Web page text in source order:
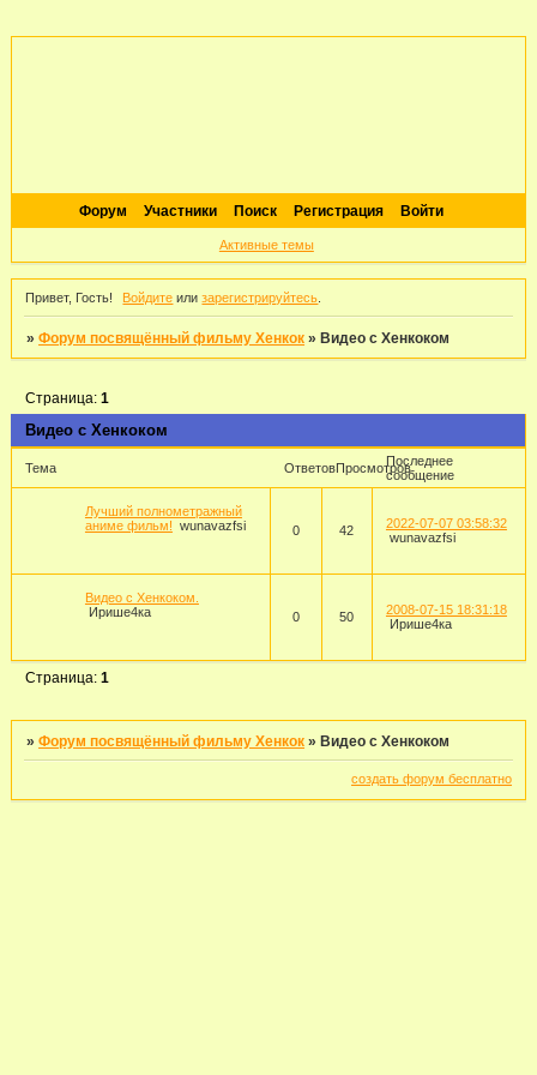
Форум Участники Поиск Регистрация Войти
Активные темы
Привет, Гость! Войдите илизарегистрируйтесь
»Форум посвящённый фильму Хенкок »Видео с Хенкоком
Видео с Хенкоком
Страница:1
Тема ОтветовПросмотровПоследнее
сообщение
Лучший полнометражный
аниме фильм! wunavazfsi 0 42
2022-07-07 03:58:32
wunavazfsi
Видео с Хенкоком.
Ирише4ка
0 50
2008-07-15 18:31:18
Ирише4ка
Страница:1
»Форум посвящённый фильму Хенкок »Видео с Хенкоком
создать форум бесплатно